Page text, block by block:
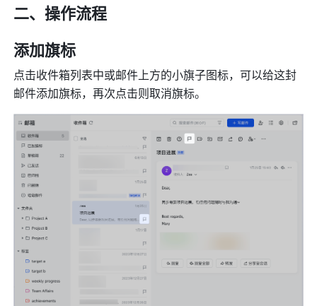
二、操作流程
添加旗标
点击收件箱列表中或邮件上方的小旗子图标，可以给这封
邮件添加旗标，再次点击则取消旗标。